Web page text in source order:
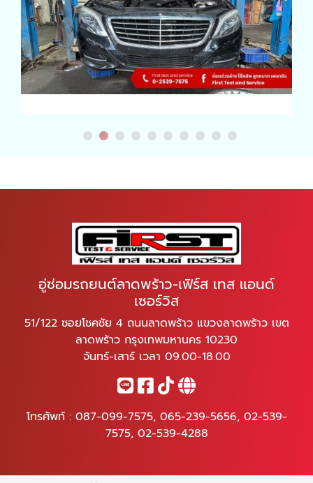
อู่ซ่อมรถยนต์ลาดพร้าว-เฟิร์ส เทส แอนด์
เซอร์วิส
51/122 ซอยโชคชัย 4 ถนนลาดพร้าว แขวงลาดพร้าว เขต
ลาดพร้าว กรุงเทพมหานคร 10230
จันทร์-เสาร์ เวลา 09.00-18.00
โทรศัพท์ : 087-099-7575, 065-239-5656, 02-539-
7575, 02-539-4288